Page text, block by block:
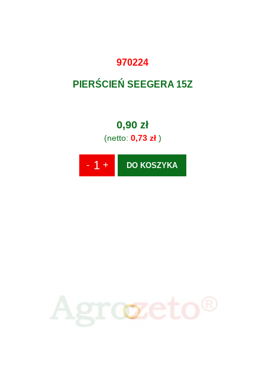
970224
PIERŚCIEŃ SEEGERA 15Z
0,90 zł
(netto: 0,73 zł)
DO KOSZYKA